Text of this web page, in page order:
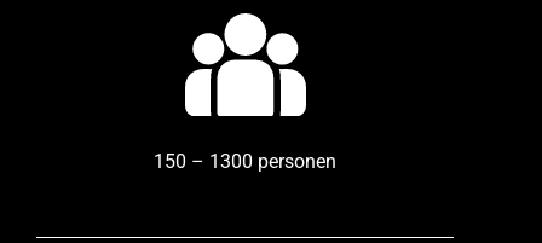
150 – 1300 personen